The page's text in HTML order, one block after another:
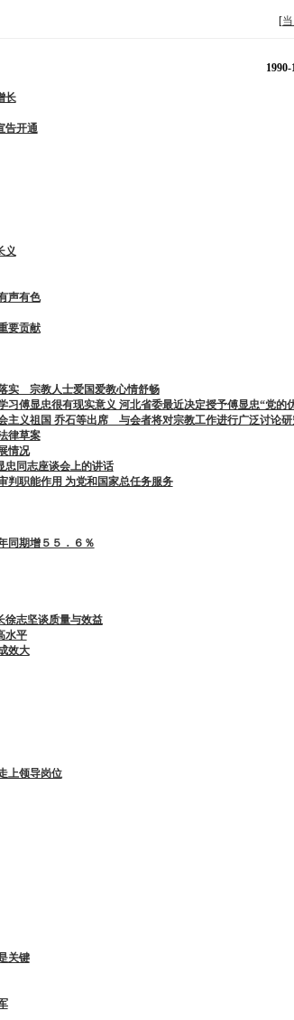
[
长
告开通
义
声有色
要贡献
实 宗教人士爱国爱教心情舒畅
傅显忠很有现实意义 河北省委最近决定授予傅显忠“党的
义祖国 乔石等出席 与会者将对宗教工作进行广泛讨论研
律草案
情况
同志座谈会上的讲话
判职能作用 为党和国家总任务服务
同期增５５．６％
志坚谈质量与效益
水平
效大
上领导岗位
关键